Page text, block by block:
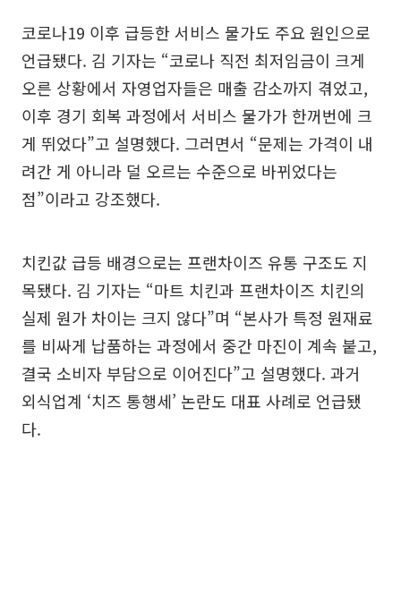
코로나19 이후 급등한 서비스 물가도 주요 원인으로
언급됐다. 김 기자는 “코로나 직전 최저임금이 크게
오른 상황에서 자영업자들은 매출 감소까지 겪었고,
이후 경기 회복 과정에서 서비스 물가가 한꺼번에 크
게 뛰었다”고 설명했다. 그러면서 “문제는 가격이 내
려간 게 아니라 덜 오르는 수준으로 바뀌었다는
점”이라고 강조했다.
치킨값 급등 배경으로는 프랜차이즈 유통 구조도 지
목됐다. 김 기자는 “마트 치킨과 프랜차이즈 치킨의
실제 원가 차이는 크지 않다”며 “본사가 특정 원재료
를 비싸게 납품하는 과정에서 중간 마진이 계속 붙고,
결국 소비자 부담으로 이어진다”고 설명했다. 과거
외식업계 ‘치즈 통행세’ 논란도 대표 사례로 언급됐
다.